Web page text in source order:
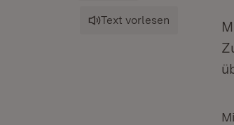
Text vorlesen